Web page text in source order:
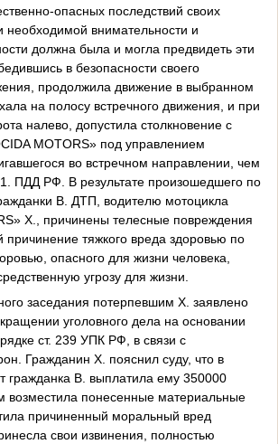
опасных последствий своих
необходимой внимательности и
должна была и могла предвидеть эти
в безопасности своего
продолжила движение в выбранном
на полосу встречного движения, и при
налево, допустила столкновение с
MOTORS» под управлением
во встречном направлении, чем
ПДД РФ. В результате произошедшего по
В. ДТП, водителю мотоцикла
Х., причинены телесные повреждения
причинение тяжкого вреда здоровью по
опасного для жизни человека,
угрозу для жизни.
заседания потерпевшим Х. заявлено
уголовного дела на основании
ст. 239 УПК РФ, в связи с
Гражданин Х. пояснил суду, что в
гражданка В. выплатила ему 350000
возместила понесенные материальные
причиненный моральный вред
свои извинения, полностью